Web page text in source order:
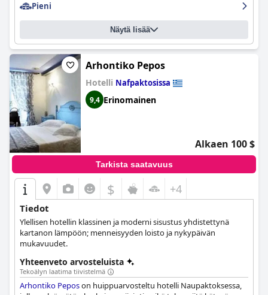
ja rauhoittavine vesineen. Hotelli on myös loistava vaihtoehto
lapsiperheille viehättävine ja mukavine perhehuoneineen.
Battaglia di Lepantoon täydellinen valinta
kaikille, jotka etsivät tyylikästä ja moitteetonta majoitusta
Naupaktoksessa.
Pieni
Näytä lisää
Arhontiko Pepos
Hotelli Nafpaktosissa
9,4 Erinomainen
Alkaen 100 $
Tarkista saatavuus
$ +4
Tiedot
Ylellisen hotellin klassinen ja moderni sisustus yhdistettynä
kartanon lämpöön; menneisyyden loisto ja nykypäivän
mukavuudet.
Yhteenveto arvosteluista
Tekoälyn laatima tiivistelmä
Arhontiko Peposon huippuarvosteltu hotelli Naupaktoksessa,